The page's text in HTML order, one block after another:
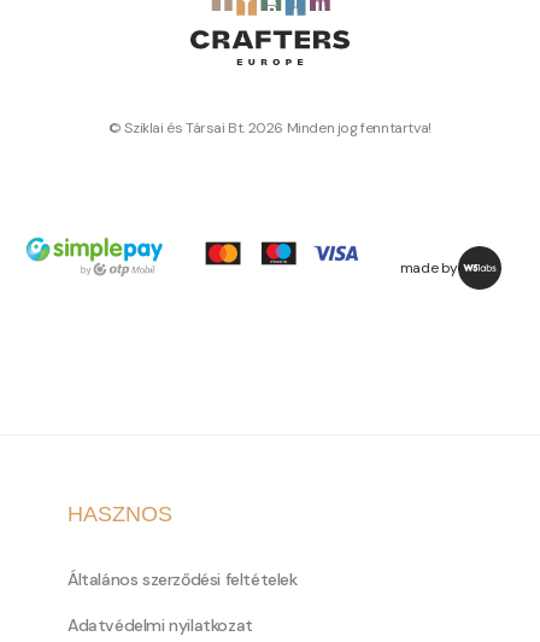
© Sziklai és Társai Bt. 2026 Minden jog fenntartva!
made by
HASZNOS
Általános szerződési feltételek
Adatvédelmi nyilatkozat